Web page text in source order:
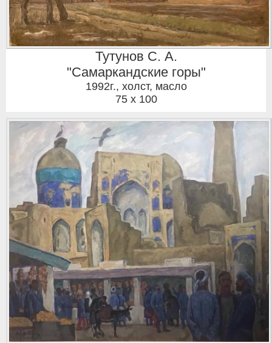
Тутунов С. А.
"Самаркандские горы"
1992г., холст, масло
75 x 100